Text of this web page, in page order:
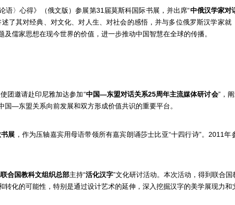
语〉心得》（俄文版）参展第31届莫斯科国际书展，并出席“中俄汉学家对
述了其对经典、对文化、对人生、对社会的感悟，并与多位俄罗斯汉学家
及儒家思想在现今世界的价值，进一步推动中国智慧在全球的传播。
团邀请赴印尼雅加达参加“中国—东盟对话关系25周年主流媒体研讨会”，
国—东盟关系向前发展和双方形成价值共识的重要平台。
展 ，作为压轴嘉宾用母语带领所有嘉宾朗诵莎士比亚“十四行诗”。2011年
合国教科文组织总部主持“活化汉字”文化研讨活动。本次活动，得到联合
转化的可能性，特别是通过设计艺术的延伸，深入挖掘汉字的美学展现力和